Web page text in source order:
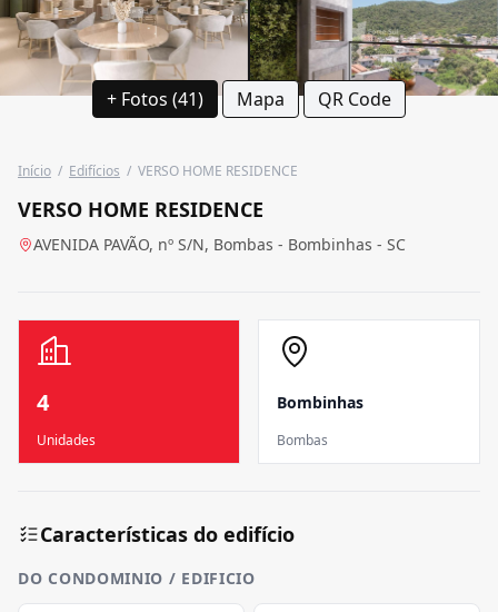
+ Fotos (41) Mapa QR Code
Início / Edifícios / VERSO HOME RESIDENCE
VERSO HOME RESIDENCE
AVENIDA PAVÃO, nº S/N, Bombas - Bombinhas - SC
4
Unidades
Bombinhas
Bombas
Características do edifício
DO CONDOMINIO / EDIFICIO